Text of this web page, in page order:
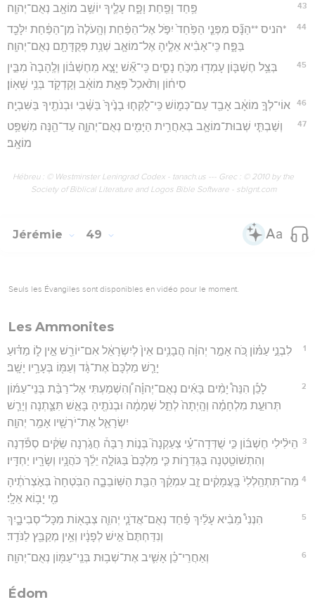
43 פַּ֥חַד וָפַ֖חַת וָפָ֑ח עָלֶ֛יךָ יוֹשֵׁ֥ב מוֹאָ֖ב נְאֻם־יְהוָֽה׃
44
*הניס **הַנָּ֞ס מִפְּנֵ֤י הַפַּ֙חַד֙ יִפֹּ֣ל אֶל־הַפַּ֔חַת וְהָֽעֹלֶה֙ מִן־הַפַּ֔חַת יִלָּכֵ֖ד
בַּפָּ֑ח כִּֽי־אָבִ֨יא אֵלֶ֧יהָ אֶל־מוֹאָ֛ב שְׁנַ֥ת פְּקֻדָּתָ֖ם נְאֻם־יְהוָֽה׃
45
בְּצֵ֥ל חֶשְׁבּ֛וֹן עָמְד֖וּ מִכֹּ֣חַ נָסִ֑ים כִּֽי־אֵ֞שׁ יָצָ֣א מֵחֶשְׁבּ֗וֹן וְלֶֽהָבָה֙ מִבֵּ֣ין
סִיח֔וֹן וַתֹּ֙אכַל֙ פְּאַ֣ת מוֹאָ֔ב וְקָדְקֹ֖ד בְּנֵ֥י שָׁאֽוֹן׃
46 אוֹי־לְךָ֣ מוֹאָ֔ב אָבַ֖ד עַם־כְּמ֑וֹשׁ כִּֽי־לֻקְּח֤וּ בָנֶ֙יךָ֙ בַּשֶּׁ֔בִי וּבְנֹתֶ֖יךָ בַּשִּׁבְיָֽה׃
47
וְשַׁבְתִּ֧י שְׁבוּת־מוֹאָ֛ב בְּאַחֲרִ֥ית הַיָּמִ֖ים נְאֻם־יְהוָ֑ה עַד־הֵ֖נָּה מִשְׁפַּ֥ט
מוֹאָֽב׃
Hébreu : © Westminster Leningrad Codex - tanach.us --- Grec : © 2010 by the
Society of Biblical Literature and Logos Bible Software - sblgnt.com
Jérémie 49
Seuls les Évangiles sont disponibles en vidéo pour le moment.
Les Ammonites
1
לִבְנֵ֣י עַמּ֗וֹן כֹּ֚ה אָמַ֣ר יְהוָ֔ה הֲבָנִ֥ים אֵין֙ לְיִשְׂרָאֵ֔ל אִם־יוֹרֵ֖שׁ אֵ֣ין ל֑וֹ מַדּ֗וּעַ
יָרַ֤שׁ מַלְכָּם֙ אֶת־גָּ֔ד וְעַמּ֖וֹ בְּעָרָ֥יו יָשָֽׁב׃
2
לָכֵ֡ן הִנֵּה֩ יָמִ֨ים בָּאִ֜ים נְאֻם־יְהוָ֗ה וְ֠הִשְׁמַעְתִּי אֶל־רַבַּ֨ת בְּנֵי־עַמּ֜וֹן
תְּרוּעַ֣ת מִלְחָמָ֗ה וְהָֽיְתָה֙ לְתֵ֣ל שְׁמָמָ֔ה וּבְנֹתֶ֖יהָ בָּאֵ֣שׁ תִּצַּ֑תְנָה וְיָרַ֧שׁ
יִשְׂרָאֵ֛ל אֶת־יֹרְשָׁ֖יו אָמַ֥ר יְהוָֽה׃
3 הֵילִ֨ילִי חֶשְׁבּ֜וֹן כִּ֣י שֻׁדְּדָה־עַ֗י צְעַקְנָה֮ בְּנ֣וֹת רַבָּה֒ חֲגֹ֣רְנָה שַׂקִּ֔ים סְפֹ֕דְנָה
וְהִתְשׁוֹטַ֖טְנָה בַּגְּדֵר֑וֹת כִּ֤י מַלְכָּם֙ בַּגּוֹלָ֣ה יֵלֵ֔ךְ כֹּהֲנָ֥יו וְשָׂרָ֖יו יַחְדָּֽיו׃
4 מַה־תִּתְהַֽלְלִי֙ בָּֽעֲמָקִ֔ים זָ֣ב עִמְקֵ֔ךְ הַבַּ֖ת הַשּֽׁוֹבֵבָ֑ה הַבֹּֽטְחָה֙ בְּאֹ֣צְרֹתֶ֔יהָ
מִ֖י יָב֥וֹא אֵלָֽי׃
5
הִנְנִי֩ מֵבִ֨יא עָלַ֜יִךְ פַּ֗חַד נְאֻם־אֲדֹנָ֧י יְהוִ֛ה צְבָא֖וֹת מִכָּל־סְבִיבָ֑יִךְ
וְנִדַּחְתֶּם֙ אִ֣ישׁ לְפָנָ֔יו וְאֵ֥ין מְקַבֵּ֖ץ לַנֹּדֵֽד׃
6 וְאַחֲרֵי־כֵ֗ן אָשִׁ֛יב אֶת־שְׁב֥וּת בְּנֵֽי־עַמּ֖וֹן נְאֻם־יְהוָֽה׃
Édom